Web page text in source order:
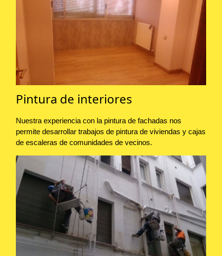
Pintura de interiores
Nuestra experiencia con la pintura de fachadas nos
permite desarrollar trabajos de pintura de viviendas y cajas
de escaleras de comunidades de vecinos.